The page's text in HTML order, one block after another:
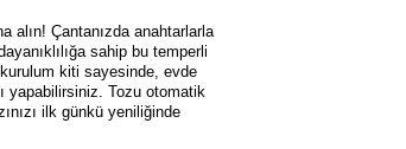
alın! Çantanızda anahtarlarla
sahip bu temperli
kiti sayesinde, evde
yapabilirsiniz. Tozu otomatik
ilk günkü yeniliğinde